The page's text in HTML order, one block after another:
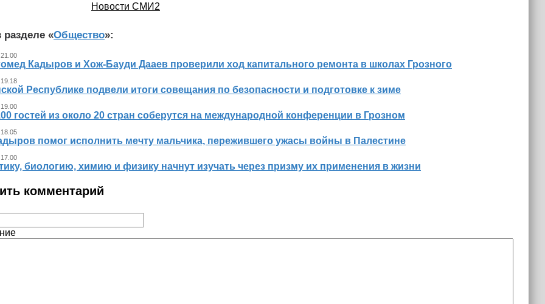
Новости СМИ2
разделе «Общество»:
Кадыров и Хож-Бауди Дааев проверили ход капитального ремонта в школах Грозного
Республике подвели итоги совещания по безопасности и подготовке к зиме
гостей из около 20 стран соберутся на международной конференции в Грозном
помог исполнить мечту мальчика, пережившего ужасы войны в Палестине
биологию, химию и физику начнут изучать через призму их применения в жизни
комментарий